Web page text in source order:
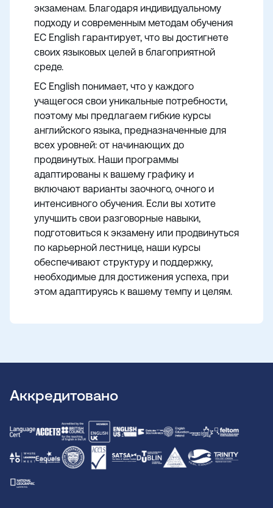
экзаменам. Благодаря индивидуальному
подходу и современным методам обучения
EC English гарантирует, что вы достигнете
своих языковых целей в благоприятной
среде.
EC English понимает, что у каждого
учащегося свои уникальные потребности,
поэтому мы предлагаем гибкие курсы
английского языка, предназначенные для
всех уровней: от начинающих до
продвинутых. Наши программы
адаптированы к вашему графику и
включают варианты заочного, очного и
интенсивного обучения. Если вы хотите
улучшить свои разговорные навыки,
подготовиться к экзамену или продвинуться
по карьерной лестнице, наши курсы
обеспечивают структуру и поддержку,
необходимые для достижения успеха, при
этом адаптируясь к вашему темпу и целям.
Аккредитовано